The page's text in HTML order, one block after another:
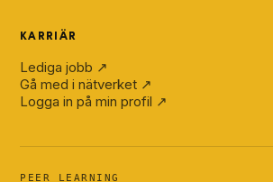
KARRIÄR
Lediga jobb ↗
Gå med i nätverket ↗
Logga in på min profil ↗
PEER LEARNING